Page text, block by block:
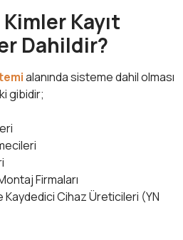
Kayıt
Dahildir?
alanında sisteme dahil olması
gibidir;
Firmaları
Kaydedici Cihaz Üreticileri (YN